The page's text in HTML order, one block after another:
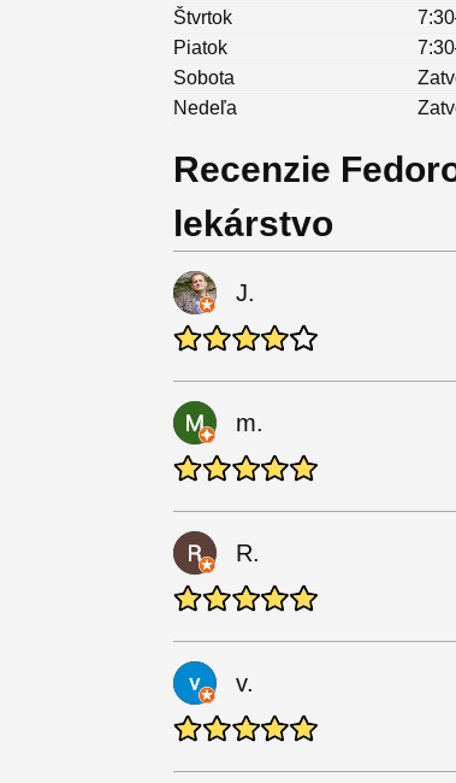
Štvrtok
Piatok
Sobota
Nedeľa
Recenzie
lekárstvo
J.
m.
R.
v.